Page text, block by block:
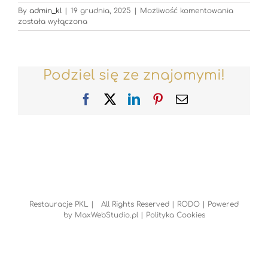
By admin_kl | 19 grudnia, 2025 | Możliwość komentowania
została wyłączona
Podziel się ze znajomymi!
FacebookLinkedInPinterest
Email
Restauracje PKL | All Rights Reserved | RODO | Powered
by MaxWebStudio.pl| Polityka Cookies